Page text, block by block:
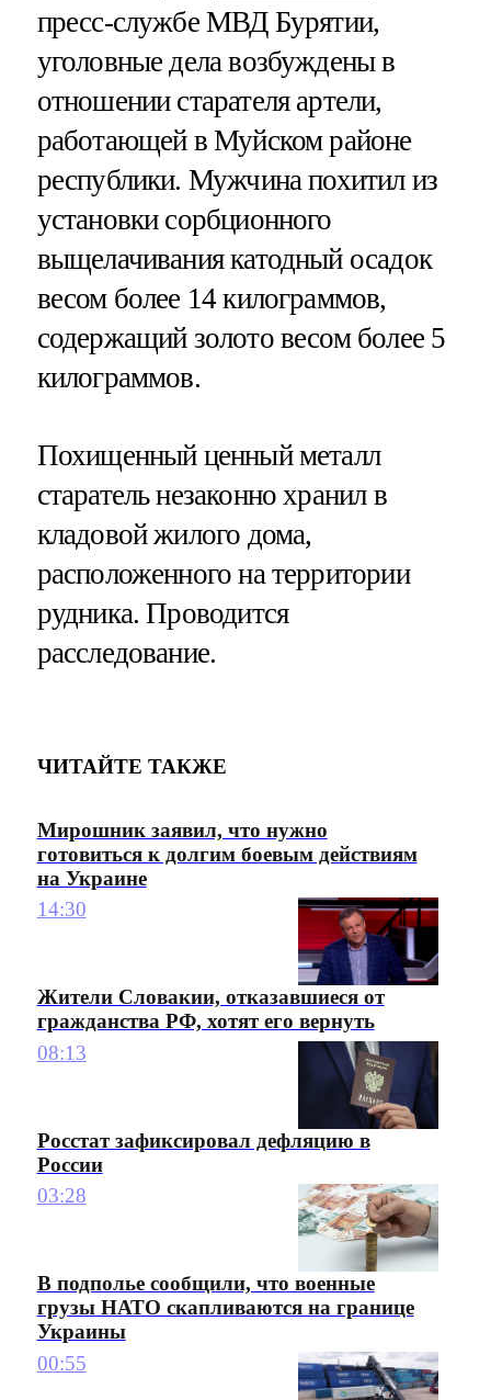
пресс-службе МВД Бурятии,
уголовные дела возбуждены в
отношении старателя артели,
работающей в Муйском районе
республики. Мужчина похитил из
установки сорбционного
выщелачивания катодный осадок
весом более 14 килограммов,
содержащий золото весом более 5
килограммов.
Похищенный ценный металл
старатель незаконно хранил в
кладовой жилого дома,
расположенного на территории
рудника. Проводится
расследование.
ЧИТАЙТЕ ТАКЖЕ
Мирошник заявил, что нужно
готовиться к долгим боевым действиям
на Украине
14:30
Жители Словакии, отказавшиеся от
гражданства РФ, хотят его вернуть
08:13
Росстат зафиксировал дефляцию в
России
03:28
В подполье сообщили, что военные
грузы НАТО скапливаются на границе
Украины
00:55